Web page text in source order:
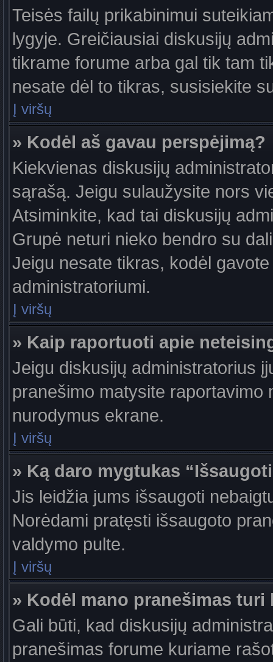
Teisės failų prikabinimui
lygyje. Greičiausiai diskusijų
tikrame forume arba gal tik tam
nesate dėl to tikras, susisiekite
Į viršų
» Kodėl aš gavau perspėjimą?
Kiekvienas diskusijų
sąrašą. Jeigu sulaužysite nors
Atsiminkite, kad tai diskusijų
Grupė neturi nieko bendro su
Jeigu nesate tikras, kodėl
administratoriumi.
Į viršų
» Kaip raportuoti apie
Jeigu diskusijų administratorius
pranešimo matysite
nurodymus ekrane.
Į viršų
» Ką daro mygtukas
Jis leidžia jums išsaugoti
Norėdami pratęsti išsaugoto
valdymo pulte.
Į viršų
» Kodėl mano pranešimas
Gali būti, kad diskusijų
pranešimas forume kuriame